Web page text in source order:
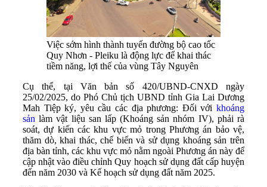
Việc sớm hình thành tuyến đường bộ cao tốc
Quy Nhơn - Pleiku là động lực để khai thác
tiềm năng, lợi thế của vùng Tây Nguyên
Cụ thể, tại Văn bản số 420/UBND-CNXD ngày
25/02/2025, do Phó Chủ tịch UBND tỉnh Gia Lai Dương
Mah Tiệp ký, yêu cầu các địa phương: Đối vớikhoáng
sản làm vật liệu san lấp (Khoáng sản nhóm IV), phải rà
soát, dự kiến các khu vực mỏ trong Phương án bảo vệ,
thăm dò, khai thác, chế biến và sử dụng khoáng sản trên
địa bàn tỉnh, các khu vực mỏ nằm ngoài Phương án này để
cập nhật vào điều chỉnh Quy hoạch sử dụng đất cấp huyện
đến năm 2030 và Kế hoạch sử dụng đất năm 2025.